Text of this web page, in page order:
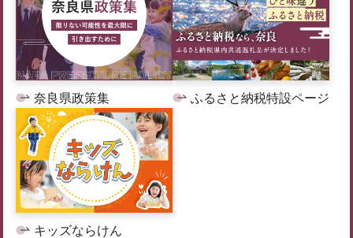
奈良県政策集 ふるさと納税特設ページ
キッズならけん